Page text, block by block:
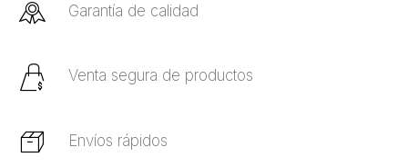
Garantía de calidad
Venta segura de productos
Envíos rápidos